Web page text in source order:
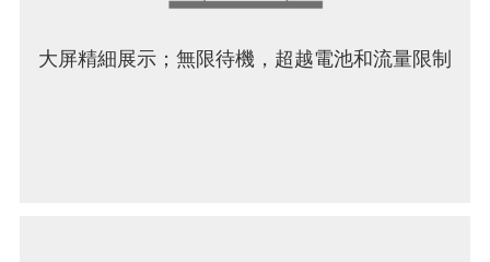
大屏精細展示；無限待機，超越電池和流量限制